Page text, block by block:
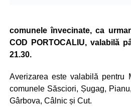
comunele învecinate, ca
COD PORTOCALIU, valabilă
21.30.
Averizarea este valabilă pentru
comunele Săsciori, Șugag,
Gârbova, Câlnic și Cut.